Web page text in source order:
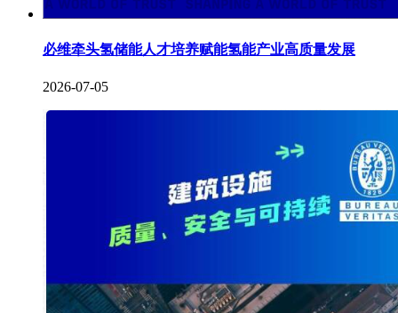
必维牵头氢储能人才培养赋能氢能产业高质量发展
2026-07-05